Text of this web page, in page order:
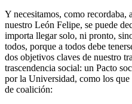
Y necesitamos, como recordaba,
nuestro León Felipe, se puede
importa llegar solo, ni pronto,
todos, porque a todos debe
dos objetivos claves de nuestro
trascendencia social: un Pacto
por la Universidad, como los
de coalición: